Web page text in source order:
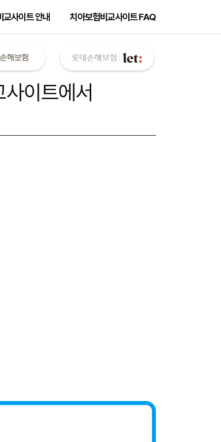
교사이트 안내 치아보험비교사이트 FAQ
사이트에서